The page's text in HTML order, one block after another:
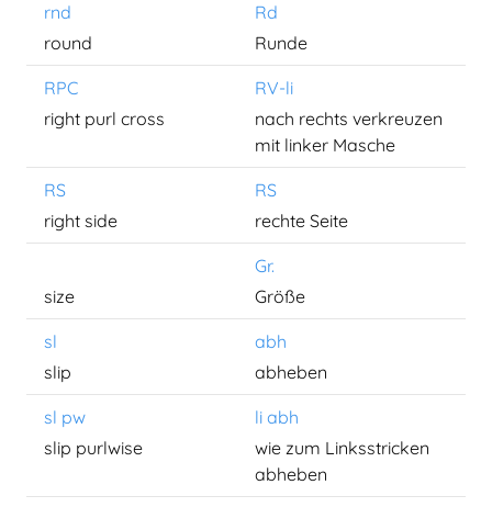
rnd
Rd
round
Runde
RPC
RV-li
right purl cross
nach rechts verkreuzen
mit linker Masche
RS
RS
right side
rechte Seite
Gr.
size
Größe
sl
abh
slip
abheben
sl pw
li abh
slip purlwise
wie zum Linksstricken
abheben